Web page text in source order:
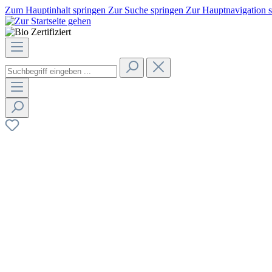
Zum Hauptinhalt springen Zur Suche springen Zur Hauptnavigation